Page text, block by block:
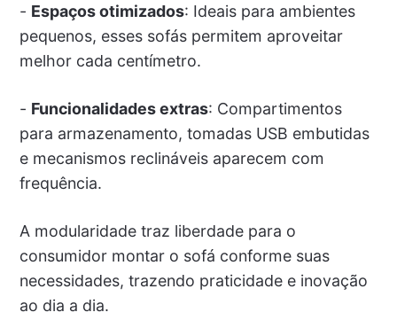
- Espaços otimizados: Ideais para ambientes
pequenos, esses sofás permitem aproveitar
melhor cada centímetro.
- Funcionalidades extras: Compartimentos
para armazenamento, tomadas USB embutidas
e mecanismos reclináveis aparecem com
frequência.
A modularidade traz liberdade para o
consumidor montar o sofá conforme suas
necessidades, trazendo praticidade e inovação
ao dia a dia.